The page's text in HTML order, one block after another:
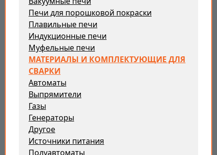
Печи для порошковой покраски
Плавильные печи
Индукционные печи
Муфельные печи
МАТЕРИАЛЫ И КОМПЛЕКТУЮЩИЕ ДЛЯ
СВАРКИ
Автоматы
Выпрямители
Газы
Генераторы
Другое
Источники питания
Полуавтоматы